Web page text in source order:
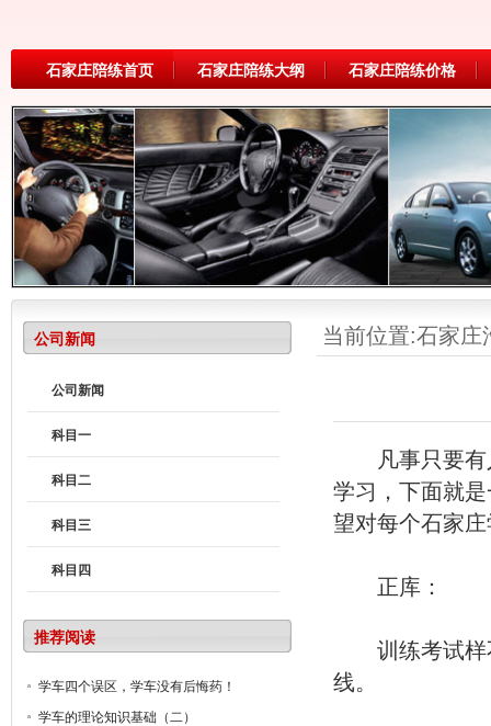
石家庄陪练首页 石家庄陪练大纲 石家庄陪练价格
公司新闻
公司新闻
科目一
科目二
科目三
科目四
推荐阅读
学车四个误区，学车没有后悔药！
学车的理论知识基础（二）
当前位置:石家庄
凡事只要有人
学习，下面就
望对每个石家
正库：
训练考试样不
线。